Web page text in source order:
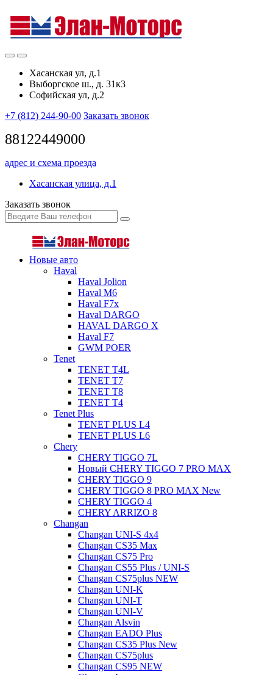
Хасанская ул, д.1
Выборгское ш., д. 31к3
Софийская ул, д.2
+7 (812) 244-90-00 Заказать звонок
88122449000
адрес и схема проезда
Хасанская улица, д.1
Заказать звонок
Новые авто
Haval
Haval Jolion
Haval M6
Haval F7x
Haval DARGO
HAVAL DARGO Х
Haval F7
GWM POER
Tenet
TENET T4L
TENET T7
TENET T8
TENET T4
Tenet Plus
TENET PLUS L4
TENET PLUS L6
Chery
CHERY TIGGO 7L
Новый CHERY TIGGO 7 PRO MAX
CHERY TIGGO 9
CHERY TIGGO 8 PRO MAX New
CHERY TIGGO 4
CHERY ARRIZO 8
Changan
Changan UNI-S 4x4
Changan CS35 Max
Changan CS75 Pro
Changan CS55 Plus / UNI-S
Changan CS75plus NEW
Changan UNI-K
Changan UNI-T
Changan UNI-V
Changan Alsvin
Changan EADO Plus
Changan CS35 Plus New
Changan CS75plus
Changan CS95 NEW